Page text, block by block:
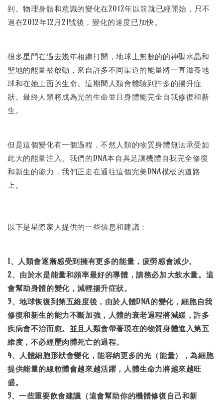
到。物理身體和意識的變化在2012年以前就已經開始，只不
過在2012年12月21號後，變化的速度已加快。
很多星門在過去幾年相繼打開，地球上無數的的神聖水晶和
聖地的能量被啟動，來自許多不同渠道的能量將一直滋養地
球和在她上面的生命。這期間人類會體驗到許多的揚升症
狀。最終人類將成為光的生命並且身體能完全自我修復和新
生。
但是這個變化有一個過程，不然人類的物質身體無法承受如
此大的能量注入。我們的DNA本自具足讓機體自我完全修復
和新生的能力，我們正走在通往這個完美DNA模板的道路
上。
以下是星際家人提供的一些信息和建議：
1、人類會逐漸感受到擁有更多的能量，疲勞感會減少。
2、由於水是能量和頻率最好的導體，請務必加大飲水量。這
會幫助身體的變化，減輕揚升症狀。
3、地球恢復到第五維度後，由於人體DNA的變化，細胞自我
修復和新生的能力不斷加強，人體的衰老過程將減緩，許多
疾病會不治而愈。並且人類會帶著現在的物質身體進入第五
維度，不必經歷肉體死亡的過程。
4、人體細胞形狀會變化，能容納更多的光（能量），為細胞
提供能量的線粒體會越來越活躍，人體生命力將越來越旺
盛。
5、一些重要飲食建議（這會幫助你的機體修復自己和新